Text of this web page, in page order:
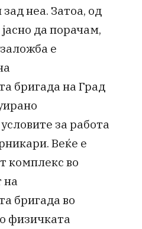
неа. Затоа, од
да порачам,
е
бригада на Град
за работа
Веќе е
комплекс во
на
бригада во
физичката